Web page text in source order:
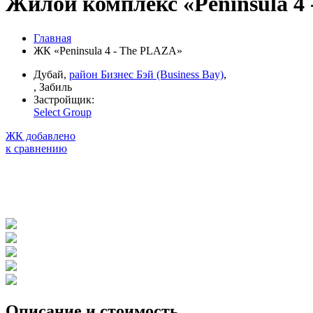
Главная
ЖК «Peninsula 4 - The PLAZA»
Дубай, район Бизнес Бэй (Business Bay),
, Забиль
Застройщик:
Select Group
ЖК добавлено
к сравнению